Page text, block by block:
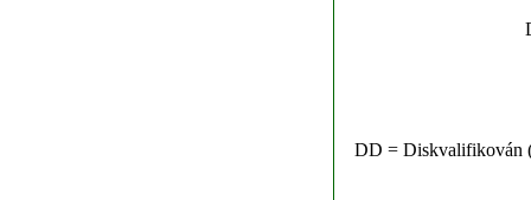
DD = Diskvalifikován